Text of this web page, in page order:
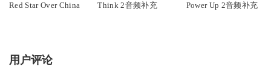
Red Star Over China Think 2音频补充 Power Up 2音频补充
用户评论